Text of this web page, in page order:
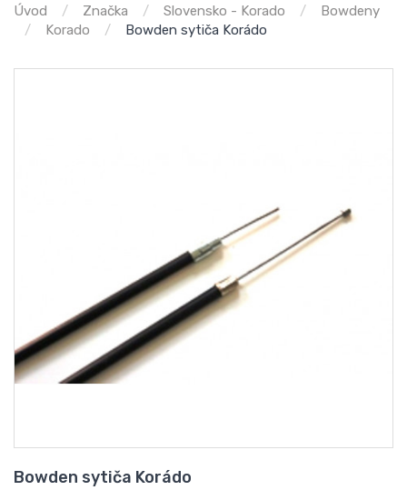
Úvod Značka Slovensko - Korado
Bowdeny
Korado
Bowden sytiča Korádo
Bowden sytiča Korádo